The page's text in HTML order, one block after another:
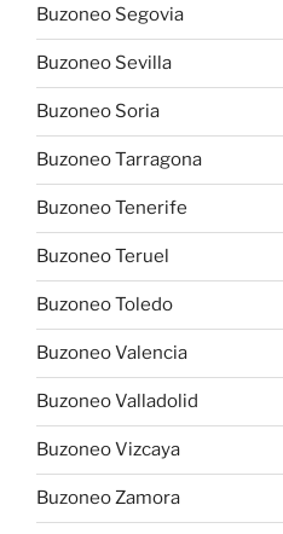
Buzoneo Segovia
Buzoneo Sevilla
Buzoneo Soria
Buzoneo Tarragona
Buzoneo Tenerife
Buzoneo Teruel
Buzoneo Toledo
Buzoneo Valencia
Buzoneo Valladolid
Buzoneo Vizcaya
Buzoneo Zamora